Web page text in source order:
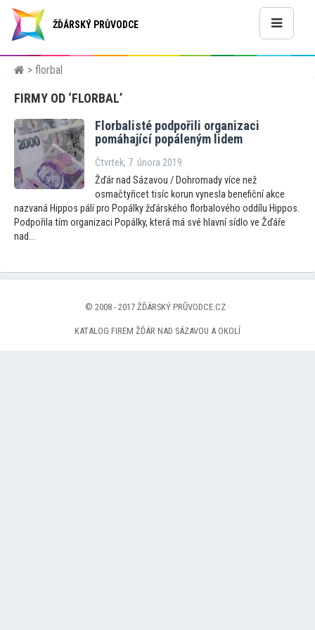
ŽĎÁRSKÝ PRŮVODCE
> florbal
FIRMY OD ‘FLORBAL’
Florbalisté podpořili organizaci
pomáhající popáleným lidem
Čtvrtek, 7. února 2019
Žďár nad Sázavou / Dohromady více než
osmačtyřicet tisíc korun vynesla benefiční akce
nazvaná Hippos pálí pro Popálky žďárského florbalového oddílu Hippos.
Podpořila tím organizaci Popálky, která má své hlavní sídlo ve Žďáře
nad...
© 2008 - 2017 ŽĎÁRSKÝ PRŮVODCE.CZ ·
KATALOG FIREM ŽĎÁR NAD SÁZAVOU A OKOLÍ